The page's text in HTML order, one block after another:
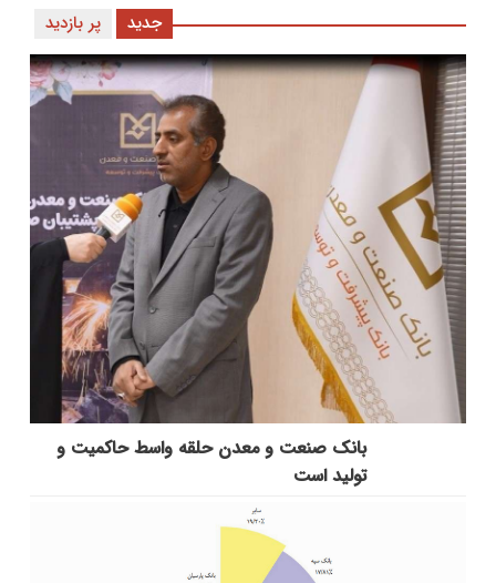
پر بازدید جدید
بانك صنعت و معدن حلقه واسط حاكمیت و
تولید است